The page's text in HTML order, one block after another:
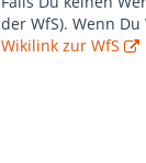
der WfS). Wenn
Wikilink zur WfS